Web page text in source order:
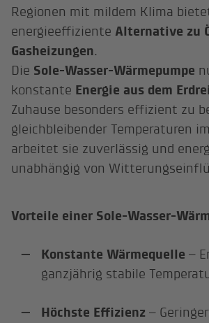
Regionen mit mildem Klima
energieeffiziente Alternative zu
Gasheizungen.
Die Sole-Wasser-Wärmepumpe
konstante Energie aus dem
Zuhause besonders effizient zu
gleichbleibender Temperaturen
arbeitet sie zuverlässig und
unabhängig von
Vorteile einer Sole-Wasser-
Konstante Wärmequelle –
ganzjährig stabile
Höchste Effizienz –